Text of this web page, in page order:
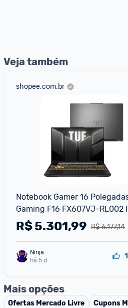
Veja também
shopee.com.br
Notebook Gamer 16
Gaming F16 FX607VJ-RL002
Core 5 210H 8GB RAM 512GB
RTX 3050 Mecha Gray Asus
R$ 6.177,14
R$5.301,99
há 5 d
1
Mais opções
Ofertas Mercado Livre Cupons